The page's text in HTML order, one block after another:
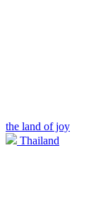
the land of joy
Thailand